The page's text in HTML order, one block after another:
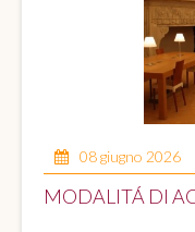
08 giugno 2026
MODALITÁ DI